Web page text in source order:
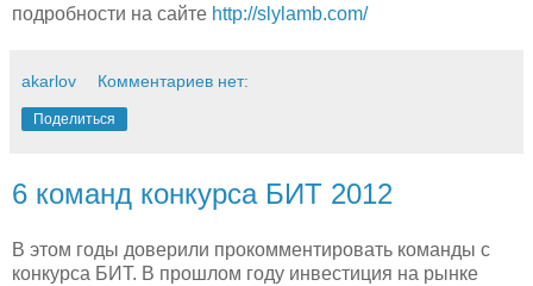
подробности на сайте http://slylamb.com/
akarlov Комментариев нет:
Поделиться
6 команд конкурса БИТ 2012
В этом годы доверили прокомментировать команды с
конкурса БИТ. В прошлом году инвестиция на рынке